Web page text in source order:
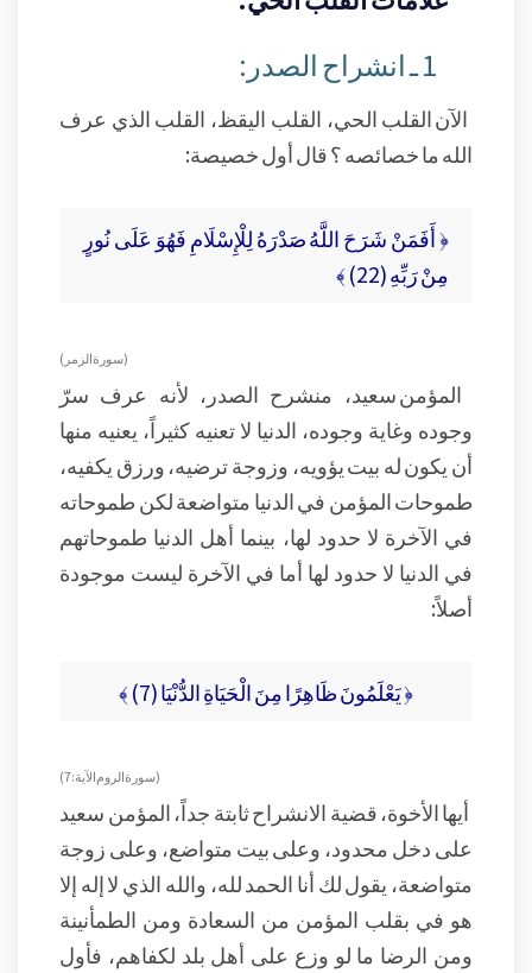
1 ـ انشراح الصدر:
الآن القلب الحي، القلب اليقظ، القلب الذي عرف
الله ما خصائصه ؟ قال أول خصيصة:
﴿ أَفَمَنْ شَرَحَ اللَّهُ صَدْرَهُ لِلْإِسْلَامِ فَهُوَ عَلَى نُورٍ
مِنْ رَبِّهِ (22) ﴾
(سورة الزمر)
المؤمن سعيد، منشرح الصدر، لأنه عرف سرّ
وجوده وغاية وجوده، الدنيا لا تعنيه كثيراً، يعنيه منها
أن يكون له بيت يؤويه، وزوجة ترضيه، ورزق يكفيه،
طموحات المؤمن في الدنيا متواضعة لكن طموحاته
في الآخرة لا حدود لها، بينما أهل الدنيا طموحاتهم
في الدنيا لا حدود لها أما في الآخرة ليست موجودة
أصلاً:
﴿ يَعْلَمُونَ ظَاهِرًا مِنَ الْحَيَاةِ الدُّنْيَا (7) ﴾
( سورة الروم الآية: 7 )
أيها الأخوة، قضية الانشراح ثابتة جداً، المؤمن سعيد
على دخل محدود، وعلى بيت متواضع، وعلى زوجة
متواضعة، يقول لك أنا الحمد لله، والله الذي لا إله إلا
هو في بقلب المؤمن من السعادة ومن الطمأنينة
ومن الرضا ما لو وزع على أهل بلد لكفاهم، فأول